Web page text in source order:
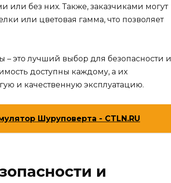
без них. Также, заказчиками могут
или цветовая гамма, что позволяет
– это лучший выбор для безопасности и
доступны каждому, а их
и качественную эксплуатацию.
Шуруповерта - CTLN.RU
и